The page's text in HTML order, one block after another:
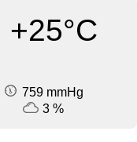
+25°C
759 mmHg
3 %